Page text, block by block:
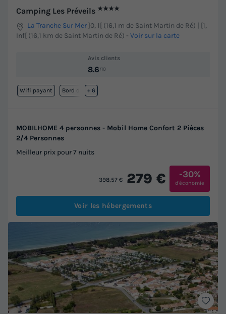
Camping Les Préveils ★★★★
La Tranche Sur Mer]0, 1[ (16,1 m de Saint Martin de Ré) | [1,
Inf[ (16,1 km de Saint Martin de Ré) - Voir sur la carte
Avis clients
8.6/10
Wifi payant Bord de mer
+ 6
MOBILHOME 4 personnes - Mobil Home Confort 2 Pièces
2/4 Personnes
Meilleur prix pour 7 nuits
398,57 € 279 € -30%
d'économie
Voir les hébergements